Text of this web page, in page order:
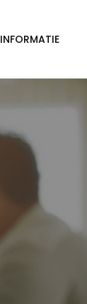
INFORMATIE